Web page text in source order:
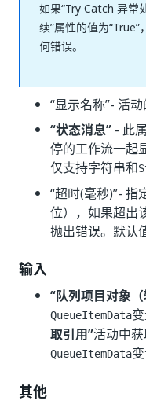
如果“Try Catch 异常
续”属性的值为“True”
何错误。
“显示名称”- 活动
“状态消息” - 此
停的工作流一起
仅支持字符串和
“超时(毫秒)”- 指
位），如果超出
抛出错误。默认
输入
“队列项目对象
QueueItemData
取引用”活动中
QueueItemData变
其他